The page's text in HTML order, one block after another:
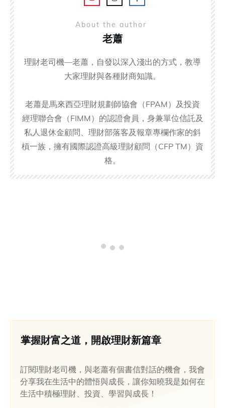
About the author
老蕭
理財老司機—老蕭，自發以深入淺出的方式，教導
大家理財與各種財商知識。
老蕭是馬來西亞理財規劃師協會（FPAM）及投資
經理聯合會（FIMM）的認證會員，身兼單位信託及
私人退休金顧問、理財部落客及報章專欄作家的斜
槓一族，擁有國際認證高級理財顧問（CFP TM）資
格。
掌握財富之道，開啟理財新篇章
訂閱理財老司機，與老蕭有個書信對話的機會，我會
分享我在生活中的體悟與成長，讓你知曉我是如何在
生活中積極理財、投資、學習與成長！